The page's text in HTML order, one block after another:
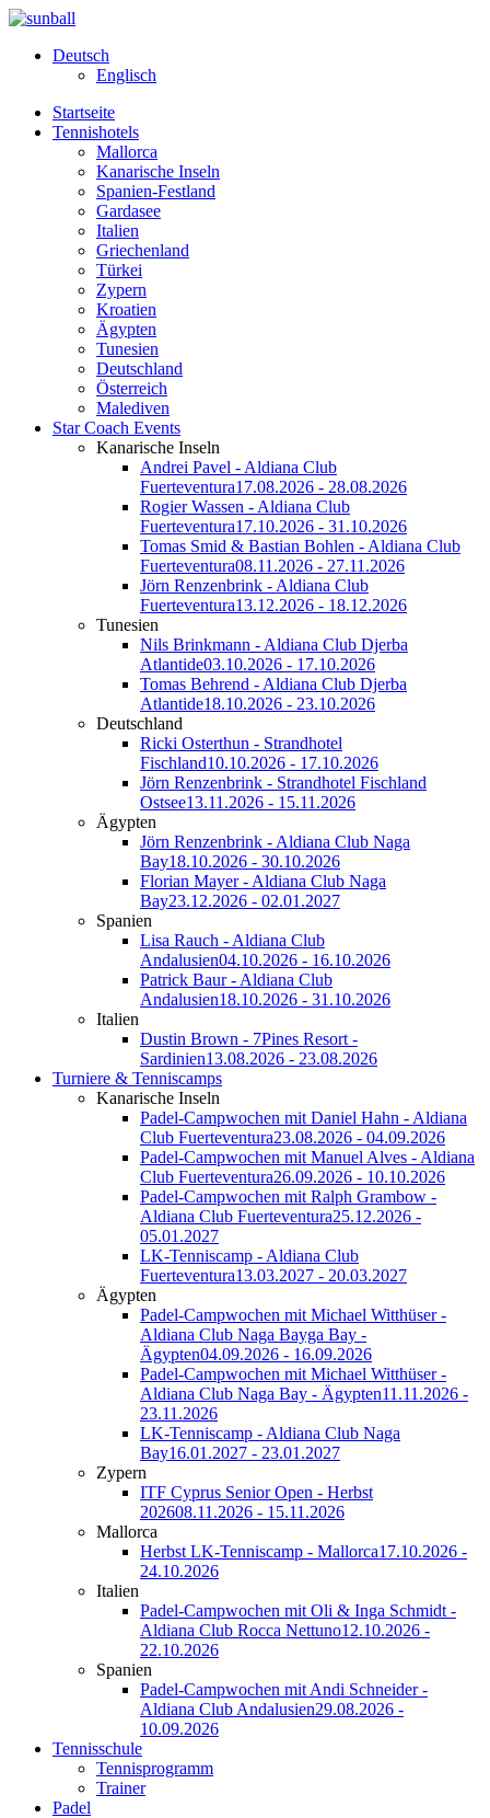
Deutsch
Englisch
Startseite
Tennishotels
Mallorca
Kanarische Inseln
Spanien-Festland
Gardasee
Italien
Griechenland
Türkei
Zypern
Kroatien
Ägypten
Tunesien
Deutschland
Österreich
Malediven
Star Coach Events
Kanarische Inseln
Andrei Pavel - Aldiana Club
Fuerteventura17.08.2026 - 28.08.2026
Rogier Wassen - Aldiana Club
Fuerteventura17.10.2026 - 31.10.2026
Tomas Smid & Bastian Bohlen - Aldiana Club
Fuerteventura08.11.2026 - 27.11.2026
Jörn Renzenbrink - Aldiana Club
Fuerteventura13.12.2026 - 18.12.2026
Tunesien
Nils Brinkmann - Aldiana Club Djerba
Atlantide03.10.2026 - 17.10.2026
Tomas Behrend - Aldiana Club Djerba
Atlantide18.10.2026 - 23.10.2026
Deutschland
Ricki Osterthun - Strandhotel
Fischland10.10.2026 - 17.10.2026
Jörn Renzenbrink - Strandhotel Fischland
Ostsee13.11.2026 - 15.11.2026
Ägypten
Jörn Renzenbrink - Aldiana Club Naga
Bay18.10.2026 - 30.10.2026
Florian Mayer - Aldiana Club Naga
Bay23.12.2026 - 02.01.2027
Spanien
Lisa Rauch - Aldiana Club
Andalusien04.10.2026 - 16.10.2026
Patrick Baur - Aldiana Club
Andalusien18.10.2026 - 31.10.2026
Italien
Dustin Brown - 7Pines Resort -
Sardinien13.08.2026 - 23.08.2026
Turniere & Tenniscamps
Kanarische Inseln
Padel-Campwochen mit Daniel Hahn - Aldiana
Club Fuerteventura23.08.2026 - 04.09.2026
Padel-Campwochen mit Manuel Alves - Aldiana
Club Fuerteventura26.09.2026 - 10.10.2026
Padel-Campwochen mit Ralph Grambow -
Aldiana Club Fuerteventura25.12.2026 -
05.01.2027
LK-Tenniscamp - Aldiana Club
Fuerteventura13.03.2027 - 20.03.2027
Ägypten
Padel-Campwochen mit Michael Witthüser -
Aldiana Club Naga Bayga Bay -
Ägypten04.09.2026 - 16.09.2026
Padel-Campwochen mit Michael Witthüser -
Aldiana Club Naga Bay - Ägypten11.11.2026 -
23.11.2026
LK-Tenniscamp - Aldiana Club Naga
Bay16.01.2027 - 23.01.2027
Zypern
ITF Cyprus Senior Open - Herbst
202608.11.2026 - 15.11.2026
Mallorca
Herbst LK-Tenniscamp - Mallorca17.10.2026 -
24.10.2026
Italien
Padel-Campwochen mit Oli & Inga Schmidt -
Aldiana Club Rocca Nettuno12.10.2026 -
22.10.2026
Spanien
Padel-Campwochen mit Andi Schneider -
Aldiana Club Andalusien29.08.2026 -
10.09.2026
Tennisschule
Tennisprogramm
Trainer
Padel